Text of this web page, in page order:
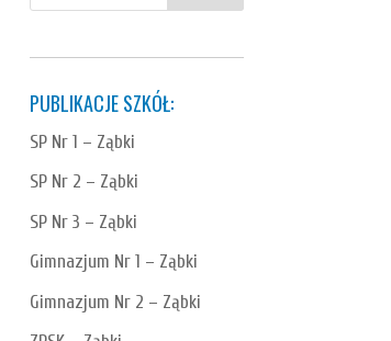
PUBLIKACJE SZKÓŁ:
SP Nr 1 – Ząbki
SP Nr 2 – Ząbki
SP Nr 3 – Ząbki
Gimnazjum Nr 1 – Ząbki
Gimnazjum Nr 2 – Ząbki